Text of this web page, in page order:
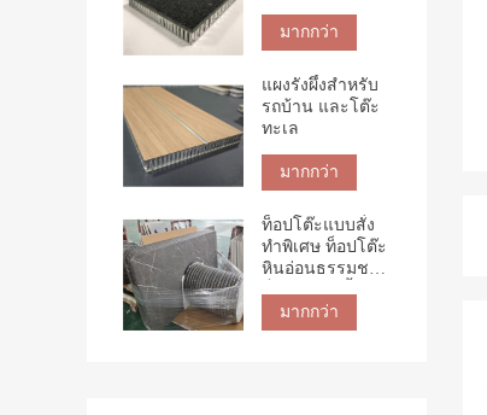
มากกว่า
แผงรังผึ้งสำหรับ
รถบ้าน และโต๊ะ
ทะเล
มากกว่า
ท็อปโต๊ะแบบสั่ง
ทำพิเศษ ท็อปโต๊ะ
หินอ่อนธรรมชาติ
มากกว่า